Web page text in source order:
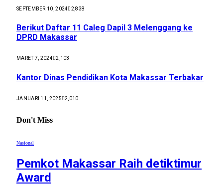
SEPTEMBER 10, 2024 2,838
Berikut Daftar 11 Caleg Dapil 3 Melenggang ke
DPRD Makassar
MARET 7, 2024 2,103
Kantor Dinas Pendidikan Kota Makassar Terbakar
JANUARI 11, 2025 2,010
Don't Miss
Nasional
Pemkot Makassar Raih detiktimur
Award